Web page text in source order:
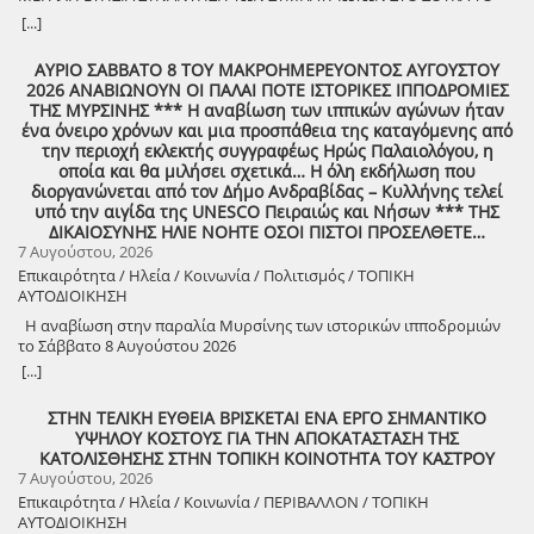
ΑΘΑΝΑΤΟ! Μεγάλη η χαρά η δική μας για το ριζιμιό μας και για
τον επαναστάτη πρόγονό μας που πολέμησε με το σπαθί στο χέρι
κανόνια του αγώνα! ΦΩΤΟΓΡΑΦΙΕΣ ΚΑΙ ΠΡΟΣΚΛΗΣΗ ΓΙΑ ΤΟ
ΣΥΝΑΠΑΝΤΗΜΑ (Πατήστε πάνω στο σύνδεσμο για να ανοίξει το
αρχείο) Ο Σύλλογος των απανταχού Δουκιωτών σάς προσκαλεί στην
εκδήλωση που θα πραγματοποιηθεί στο χωριό μας, το ΔΟΥΚΑ, σε
συνδιοργάνωση με τον Δήμο Αρχαίας Ολυμπίας, στις 13 Αυγούστου,
ημέρα Πέμπτη και ώρα 8:30 μ.μ., στην πλατεία του χωριού με θέμα:
«Άυλη πολιτιστική κληρονομιά: Eκφράσεις, Δράσεις Διαφύλαξης και
Προοπτικές στην Ηλεία» Oμιλητές: – Διομήδης Τόλιος, Διεύθυνση
Νεότερης Πολιτιστικής Κληρονομιάς ΥΠΠΟ-Σύλλογος Διβριωτών
Αθήνας – Γωγώ Κανελλοπούλου, εκπαιδευτικός – Νίκος
Σιάκκουλης, Πρόεδρος eco action Νεμούτας Θα ακολουθήσoυν
χοροί της Ηλείας από το Λύκειο Ελληνίδων Πύργου Η είσοδος για
την πολιτιστική εκδήλωση είναι ελεύθερη. Μετά το πέρας της
εκδήλωσης, σας προσκαλούμε να διασκεδάσουμε όλοι μαζί με
ζωντανή παραδοσιακή μουσική από τη μουσική ομάδα του
Λύσανδρου Παναγόπουλου, σε μια βραδιά γεμάτη κέφι, χορό και
συμμετοχής στο γλέντι: 10 ευρώ ανά άτομο.
[...]
ΑΥΡΙΟ ΣΑΒΒΑΤΟ 8 ΤΟΥ ΜΑΚΡΟΗΜΕΡΕΥΟΝΤΟΣ ΑΥΓΟΥΣΤΟΥ
2026 ΑΝΑΒΙΩΝΟΥΝ ΟΙ ΠΑΛΑΙ ΠΟΤΕ ΙΣΤΟΡΙΚΕΣ ΙΠΠΟΔΡΟΜΙΕΣ
ΤΗΣ ΜΥΡΣΙΝΗΣ *** Η αναβίωση των ιππικών αγώνων ήταν
ένα όνειρο χρόνων και μια προσπάθεια της καταγόμενης από
την περιοχή εκλεκτής συγγραφέως Ηρώς Παλαιολόγου, η
οποία και θα μιλήσει σχετικά… Η όλη εκδήλωση που
διοργανώνεται από τον Δήμο Ανδραβίδας – Κυλλήνης τελεί
υπό την αιγίδα της UNESCO Πειραιώς και Νήσων *** ΤΗΣ
ΔΙΚΑΙΟΣΥΝΗΣ ΗΛΙΕ ΝΟΗΤΕ ΟΣΟΙ ΠΙΣΤΟΙ ΠΡΟΣΕΛΘΕΤΕ…
7 Αυγούστου, 2026
Επικαιρότητα / Ηλεία / Κοινωνία / Πολιτισμός / ΤΟΠΙΚΗ
ΑΥΤΟΔΙΟΙΚΗΣΗ
Η αναβίωση στην παραλία Μυρσίνης των ιστορικών ιπποδρομιών
το Σάββατο 8 Αυγούστου 2026
[...]
ΣΤΗΝ ΤΕΛΙΚΗ ΕΥΘΕΙΑ ΒΡΙΣΚΕΤΑΙ ΕΝΑ ΕΡΓΟ ΣΗΜΑΝΤΙΚΟ
ΥΨΗΛΟΥ ΚΟΣΤΟΥΣ ΓΙΑ ΤΗΝ ΑΠΟΚΑΤΑΣΤΑΣΗ ΤΗΣ
ΚΑΤΟΛΙΣΘΗΣΗΣ ΣΤΗΝ ΤΟΠΙΚΗ ΚΟΙΝΟΤΗΤΑ ΤΟΥ ΚΑΣΤΡΟΥ
7 Αυγούστου, 2026
Επικαιρότητα / Ηλεία / Κοινωνία / ΠΕΡΙΒΑΛΛΟΝ / ΤΟΠΙΚΗ
ΑΥΤΟΔΙΟΙΚΗΣΗ